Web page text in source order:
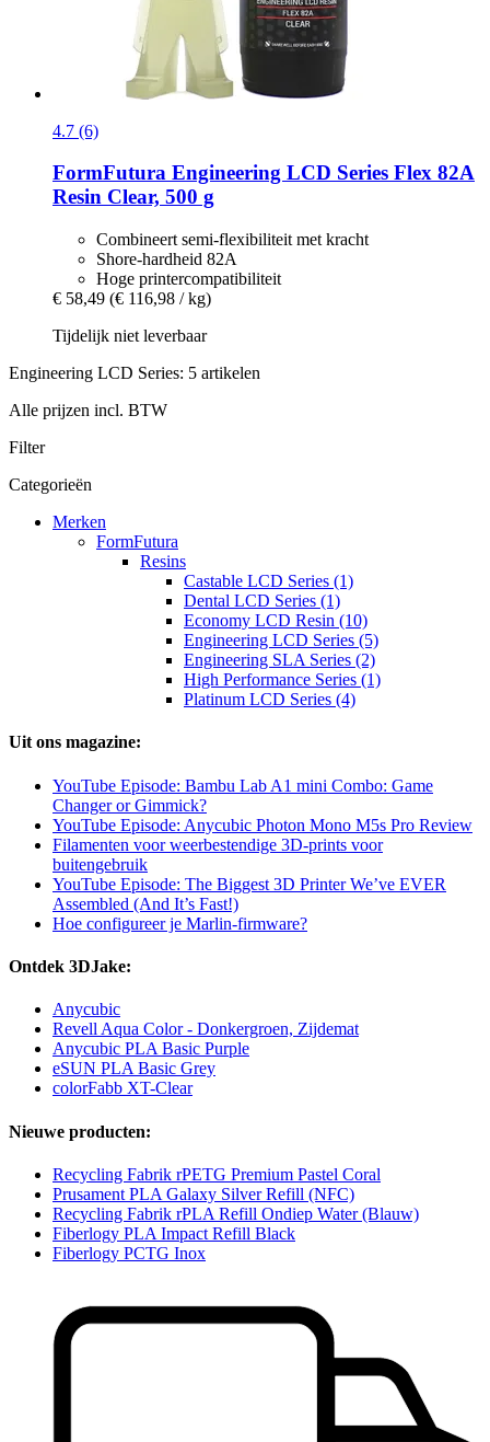
4.7 (6)
FormFutura Engineering LCD Series Flex 82A
Resin Clear, 500 g
Combineert semi-flexibiliteit met kracht
Shore-hardheid 82A
Hoge printercompatibiliteit
€ 58,49 (€ 116,98 / kg)
Tijdelijk niet leverbaar
Engineering LCD Series: 5 artikelen
Alle prijzen incl. BTW
Filter
Categorieën
Merken
FormFutura
Resins
Castable LCD Series (1)
Dental LCD Series (1)
Economy LCD Resin (10)
Engineering LCD Series (5)
Engineering SLA Series (2)
High Performance Series (1)
Platinum LCD Series (4)
Uit ons magazine:
YouTube Episode: Bambu Lab A1 mini Combo: Game
Changer or Gimmick?
YouTube Episode: Anycubic Photon Mono M5s Pro Review
Filamenten voor weerbestendige 3D-prints voor
buitengebruik
YouTube Episode: The Biggest 3D Printer We’ve EVER
Assembled (And It’s Fast!)
Hoe configureer je Marlin-firmware?
Ontdek 3DJake:
Anycubic
Revell Aqua Color - Donkergroen, Zijdemat
Anycubic PLA Basic Purple
eSUN PLA Basic Grey
colorFabb XT-Clear
Nieuwe producten:
Recycling Fabrik rPETG Premium Pastel Coral
Prusament PLA Galaxy Silver Refill (NFC)
Recycling Fabrik rPLA Refill Ondiep Water (Blauw)
Fiberlogy PLA Impact Refill Black
Fiberlogy PCTG Inox